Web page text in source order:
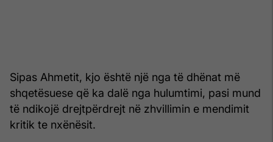
Sipas Ahmetit, kjo është një nga të dhënat më
shqetësuese që ka dalë nga hulumtimi, pasi mund
të ndikojë drejtpërdrejt në zhvillimin e mendimit
kritik te nxënësit.